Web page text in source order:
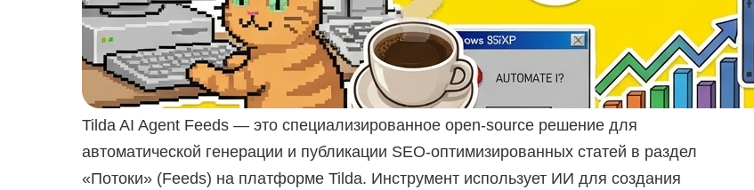
Tilda AI Agent Feeds — это специализированное open-source решение для
автоматической генерации и публикации SEO-оптимизированных статей в раздел
«Потоки» (Feeds) на платформе Tilda. Инструмент использует ИИ для создания